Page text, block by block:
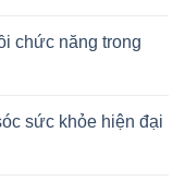
chức năng trong
sức khỏe hiện đại